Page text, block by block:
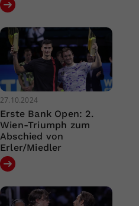
27.10.2024
Erste Bank Open: 2.
Wien-Triumph zum
Abschied von
Erler/Miedler